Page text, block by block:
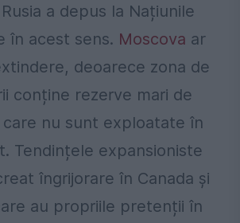
a depus la Națiunile
în acest sens. Moscova ar
deoarece zona de
conține rezerve mari de
nu sunt exploatate în
Tendințele expansioniste
îngrijorare în Canada și
au propriile pretenții în